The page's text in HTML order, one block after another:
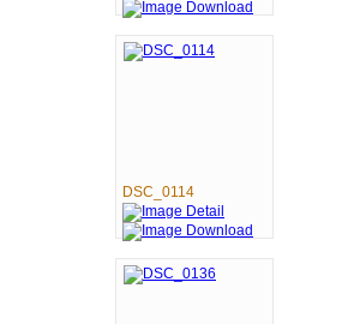
DSC_0114